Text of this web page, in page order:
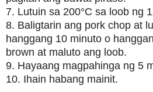
7. Lutuin sa 200°C sa loob ng
8. Baligtarin ang pork chop at
hanggang 10 minuto o
brown at maluto ang loob.
9. Hayaang magpahinga ng 5
10. Ihain habang mainit.